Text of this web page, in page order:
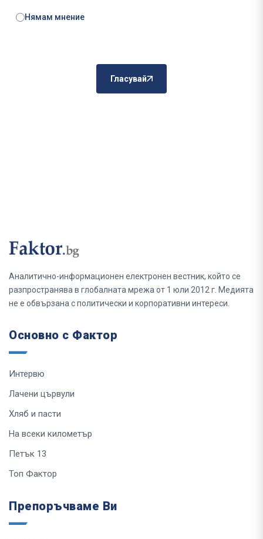
Нямам мнение
Гласувай
Аналитично-информационен електронен вестник, който се
разпространява в глобалната мрежа от 1 юли 2012 г. Медията
не е обвързана с политически и корпоративни интереси.
Основно с Фактор
Интервю
Лачени цървули
Хляб и пасти
На всеки километър
Петък 13
Топ Фактор
Препоръчваме Ви